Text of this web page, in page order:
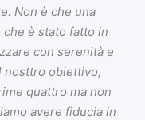
Non è che una
è stato fatto in
con serenità e
nosttro obiettivo,
quattro ma non
avere fiducia in